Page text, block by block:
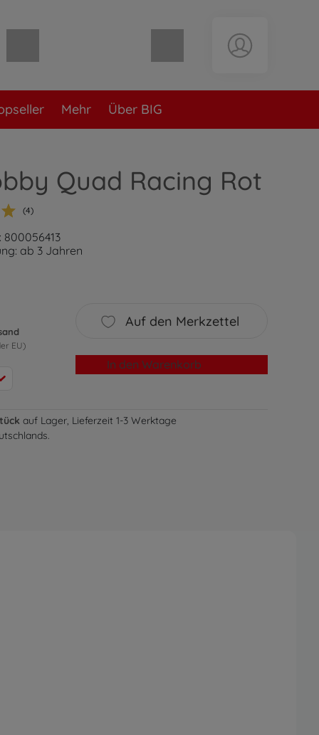
Warenkorb leer
Mehr Über BIG
Quad Racing Rot
(4)
ab 3 Jahren
EU)
Auf den Merkzettel
In den Warenkorb
auf Lager, Lieferzeit 1-3 Werktage